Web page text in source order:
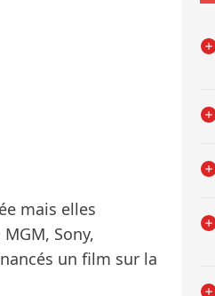
mais elles
Sony,
un film sur la